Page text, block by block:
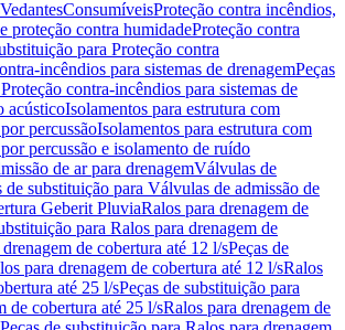
VedantesConsumíveisProteção contra incêndios,
proteção contra humidadeProteção contra
para Proteção contra
incêndios para sistemas de drenagemPeças
contra-incêndios para sistemas de
acústicoIsolamentos para estrutura com
percussãoIsolamentos para estrutura com
percussão e isolamento de ruído
de ar para drenagemVálvulas de
de substituição para Válvulas de admissão de
Geberit PluviaRalos para drenagem de
para Ralos para drenagem de
de cobertura até 12 l/sPeças de
para drenagem de cobertura até 12 l/sRalos
até 25 l/sPeças de substituição para
de cobertura até 25 l/sRalos para drenagem de